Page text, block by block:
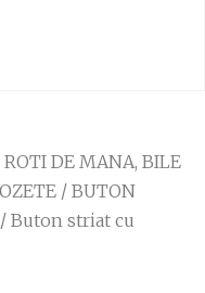
DE MANA, BILE
/ BUTON
/ Buton striat cu